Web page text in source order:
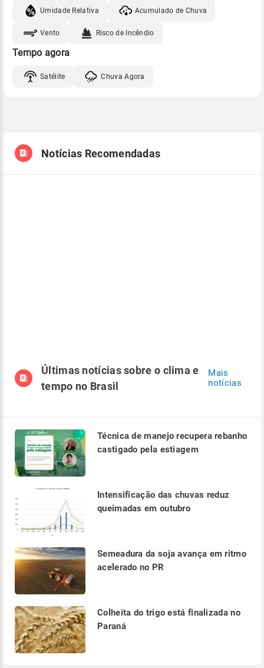
Umidade Relativa Acumulado de Chuva
Vento Risco de Incêndio
Tempo agora
Satélite Chuva Agora
Notícias Recomendadas
Últimas notícias sobre o clima e
tempo no Brasil
Mais
notícias
Técnica de manejo recupera rebanho
castigado pela estiagem
Intensificação das chuvas reduz
queimadas em outubro
Semeadura da soja avança em ritmo
acelerado no PR
Colheita do trigo está finalizada no
Paraná